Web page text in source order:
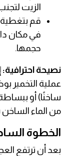
الزيت
قم
في مكان
حجمها.
نصيحة احترافية:
عملية التخمير
ساخنًا) أو
من الماء الساخن
الخطوة
بعد أن ترتفع